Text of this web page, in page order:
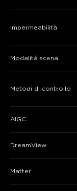
Impermeabilità
Modalità scena
Metodi di controllo
AIGC
DreamView
Matter